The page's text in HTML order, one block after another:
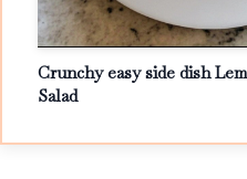
Crunchy easy side dish
Salad